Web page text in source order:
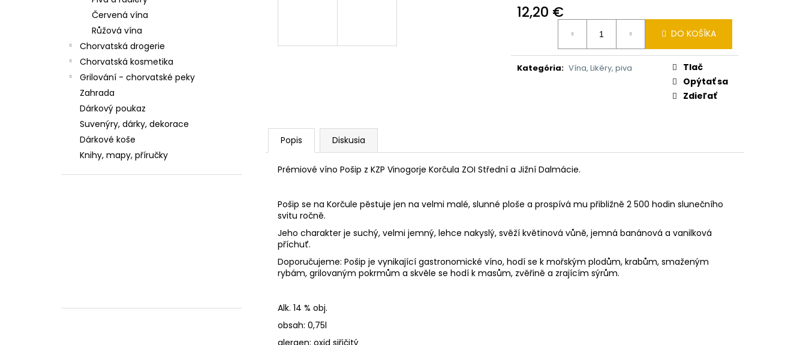
Červená vína
Růžová vína
Chorvatská drogerie
Chorvatská kosmetika
Grilování - chorvatské peky
Zahrada
Dárkový poukaz
Suvenýry, dárky, dekorace
Dárkové koše
Knihy, mapy, příručky
12,20 €
Jednotková
DO KOŠÍKA
Kategória: Vína, Likéry, piva
Tlač
Opýtať sa
Zdieľať
Popis Diskusia
Prémiové víno Pošip z KZP Vinogorje Korčula ZOI Střední a Jižní Dalmácie.
Pošip se na Korčule pěstuje jen na velmi malé, slunné ploše a prospívá mu přibližně 2 500 hodin slunečního
svitu ročně.
Jeho charakter je suchý, velmi jemný, lehce nakyslý, svěží květinová vůně, jemná banánová a vanilková
příchuť.
Doporučujeme: Pošip je vynikající gastronomické víno, hodí se k mořským plodům, krabům, smaženým
rybám, grilovaným pokrmům a skvěle se hodí k masům, zvěřině a zrajícím sýrům.
Alk. 14 % obj.
obsah: 0,75l
alergen: oxid siřičitý
ZUBNÍ PASTA KALODONT ZEOLIT ​​75 ML
ZUBNÍ PASTA KALODONT
2,55 €
NA NÁDOBÍ LIKVI BALSAM 2V1 HEŘMÁNEK